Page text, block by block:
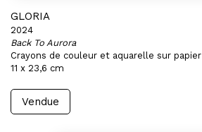
GLORIA
2024
Back To Aurora
Crayons de couleur et aquarelle sur papier
11 x 23,6 cm
Vendue